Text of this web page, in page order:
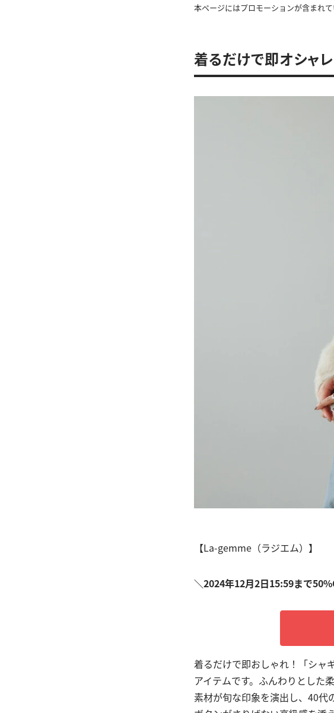
本ページにはプロモーションが含まれて
着るだけで即オシャレ
【La-gemme（ラジエム）】
＼2024年12月2日15:59まで
着るだけで即おしゃれ！「シャ
アイテムです。ふんわりとした
素材が旬な印象を演出し、40代